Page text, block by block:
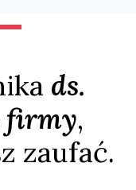
ds.
firmy,
zaufać.